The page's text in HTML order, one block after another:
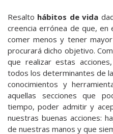
Resalto hábitos de vida
creencia errónea de que,
comer menos y tener
procurará dicho objetivo.
que realizar estas
todos los determinantes de
conocimientos y
aquellas secciones que
tiempo, poder admitir y
nuestras buenas acciones:
de nuestras manos y que